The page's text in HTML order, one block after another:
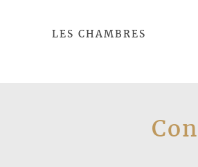
LES CHAMBRES